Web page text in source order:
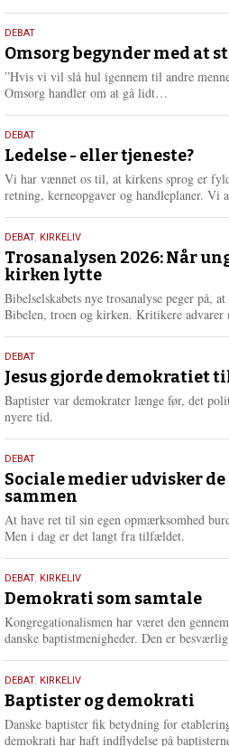
9.
juli
2026
DEBAT
Omsorg begynder med at
”Hvis vi vil slå hul igennem til andre
Omsorg handler om at gå lidt…
e
e
10.
juni
2026
DEBAT
Ledelse - eller tjeneste?
Vi har vænnet os til, at kirkens sprog er
retning, kerneopgaver og handleplaner. Vi
2.
juni
2026
DEBAT, KIRKELIV
Trosanalysen 2026: Når
kirken lytte
Bibelselskabets nye trosanalyse peger på,
Bibelen, troen og kirken. Kritikere
18.
maj
2026
DEBAT
Jesus gjorde demokratiet
Baptister var demokrater længe før, det
nyere tid.
18.
maj
2026
DEBAT
Sociale medier udvisker
sammen
At have ret til sin egen opmærksomhed
Men i dag er det langt fra tilfældet.
18.
maj
2026
DEBAT, KIRKELIV
Demokrati som samtale
Kongregationalismen har været den
danske baptistmenigheder. Den er
18.
maj
2026
DEBAT, KIRKELIV
Baptister og demokrati
Danske baptister fik betydning for
demokrati har haft indflydelse på